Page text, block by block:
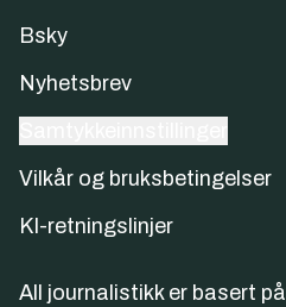
Bsky
Nyhetsbrev
Vilkår og bruksbetingelser
KI-retningslinjer
All journalistikk er basert på